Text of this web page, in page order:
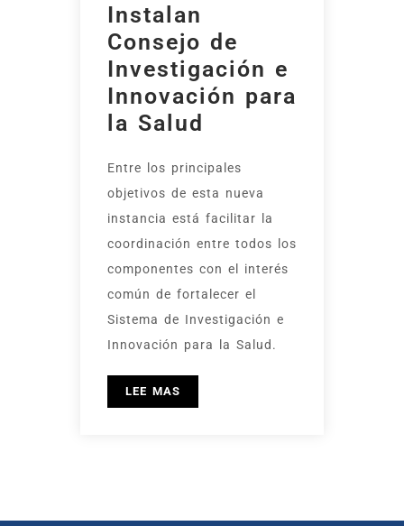
Instalan
Consejo de
Investigación e
Innovación para
la Salud
Entre los principales
objetivos de esta nueva
instancia está facilitar la
coordinación entre todos los
componentes con el interés
común de fortalecer el
Sistema de Investigación e
Innovación para la Salud.
LEE MAS